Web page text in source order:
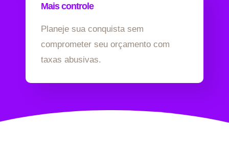
Mais controle
Planeje sua conquista sem
comprometer seu orçamento com
taxas abusivas.